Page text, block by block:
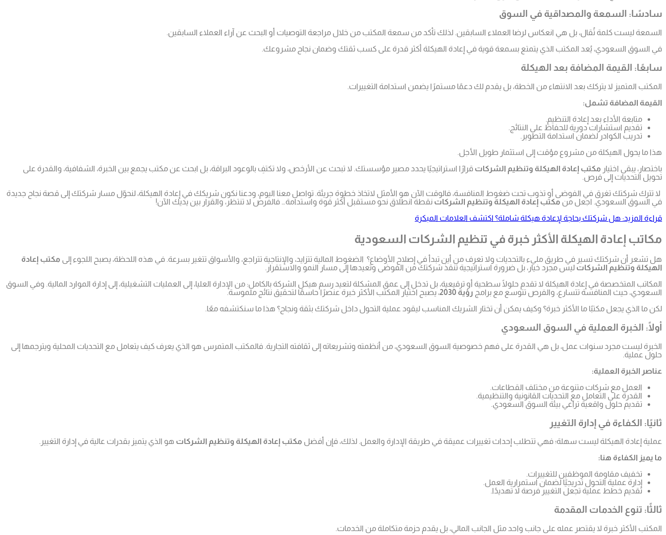
سادسًا: السمعة والمصداقية في السوق
السمعة ليست كلمة تُقال، بل هي انعكاس لرضا العملاء السابقين. لذلك تأكد من سمعة المكتب من خلال مراجعة التوصيات أو البحث عن آراء العملاء السابقين.
في السوق السعودي، يُعد المكتب الذي يتمتع بسمعة قوية في إعادة الهيكلة أكثر قدرة على كسب ثقتك وضمان نجاح مشروعك.
سابعًا: القيمة المضافة بعد الهيكلة
المكتب المتميز لا يتركك بعد الانتهاء من الخطة، بل يقدم لك دعمًا مستمرًا يضمن استدامة التغييرات.
القيمة المضافة تشمل:
متابعة الأداء بعد إعادة التنظيم.
تقديم استشارات دورية للحفاظ على النتائج.
تدريب الكوادر لضمان استدامة التطوير.
هذا ما يحول الهيكلة من مشروع مؤقت إلى استثمار طويل الأجل.
باختصار، يبقى اختيار مكتب إعادة الهيكلة وتنظيم الشركات قرارًا استراتيجيًا يحدد مصير مؤسستك. لا تبحث عن الأرخص، ولا تكتفِ بالوعود البراقة، بل ابحث عن مكتب يجمع بين الخبرة، الشفافية، والقدرة على
تحويل التحديات إلى فرص.
لا تترك شركتك تغرق في الفوضى أو تذوب تحت ضغوط المنافسة، فالوقت الآن هو الأمثل لاتخاذ خطوة جريئة. تواصل معنا اليوم، ودعنا نكون شريكك في إعادة الهيكلة، لنحوّل مسار شركتك إلى قصة نجاح جديدة
في السوق السعودي. اجعل من مكتب إعادة الهيكلة وتنظيم الشركات نقطة انطلاق نحو مستقبل أكثر قوة واستدامة… فالفرص لا تنتظر، والقرار بين يديك الآن!
قراءة المزيد: هل شركتك بحاجة لإعادة هيكلة شاملة؟ اكتشف العلامات المبكرة
مكاتب إعادة الهيكلة الأكثر خبرة في تنظيم الشركات السعودية
هل تشعر أن شركتك تسير في طريق مليء بالتحديات ولا تعرف من أين تبدأ في إصلاح الأوضاع؟ الضغوط المالية تتزايد، والإنتاجية تتراجع، والأسواق تتغير بسرعة. في هذه اللحظة، يصبح اللجوء إلى مكتب إعادة
الهيكلة وتنظيم الشركات ليس مجرد خيار، بل ضرورة استراتيجية تنقذ شركتك من الفوضى وتعيدها إلى مسار النمو والاستقرار.
المكاتب المتخصصة في إعادة الهيكلة لا تقدم حلولًا سطحية أو ترقيعية، بل تدخل إلى عمق المشكلة لتعيد رسم هيكل الشركة بالكامل: من الإدارة العليا، إلى العمليات التشغيلية، إلى إدارة الموارد المالية. وفي السوق
السعودي، حيث المنافسة تتسارع، والفرص تتوسع مع برامج رؤية 2030
، يصبح اختيار المكتب الأكثر خبرة عنصرًا حاسمًا لتحقيق نتائج ملموسة.
لكن ما الذي يجعل مكتبًا ما الأكثر خبرة؟ وكيف يمكن أن تختار الشريك المناسب ليقود عملية التحول داخل شركتك بثقة ونجاح؟ هذا ما سنكتشفه معًا.
أولًا: الخبرة العملية في السوق السعودي
الخبرة ليست مجرد سنوات عمل، بل هي القدرة على فهم خصوصية السوق السعودي، من أنظمته وتشريعاته إلى ثقافته التجارية. فالمكتب المتمرس هو الذي يعرف كيف يتعامل مع التحديات المحلية ويترجمها إلى
حلول عملية.
عناصر الخبرة العملية:
العمل مع شركات متنوعة من مختلف القطاعات.
القدرة على التعامل مع التحديات القانونية والتنظيمية.
تقديم حلول واقعية تراعي بيئة السوق السعودي.
ثانيًا: الكفاءة في إدارة التغيير
عملية إعادة الهيكلة ليست سهلة؛ فهي تتطلب إحداث تغييرات عميقة في طريقة الإدارة والعمل. لذلك، فإن أفضل مكتب إعادة الهيكلة وتنظيم الشركات هو الذي يتميز بقدرات عالية في إدارة التغيير.
ما يميز الكفاءة هنا:
تخفيف مقاومة الموظفين للتغييرات.
إدارة عملية التحول تدريجيًا لضمان استمرارية العمل.
تقديم خطط عملية تجعل التغيير فرصة لا تهديدًا.
ثالثًا: تنوع الخدمات المقدمة
المكتب الأكثر خبرة لا يقتصر عمله على جانب واحد مثل الجانب المالي، بل يقدم حزمة متكاملة من الخدمات.